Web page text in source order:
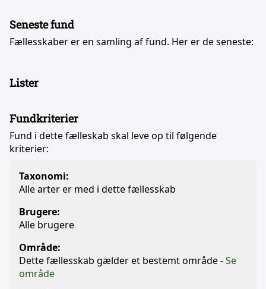
Seneste fund
Fællesskaber er en samling af fund. Her er de seneste:
Lister
Fundkriterier
Fund i dette fælleskab skal leve op til følgende
kriterier:
Taxonomi:
Alle arter er med i dette fællesskab
Brugere:
Alle brugere
Område:
Dette fællesskab gælder et bestemt område -Se
område